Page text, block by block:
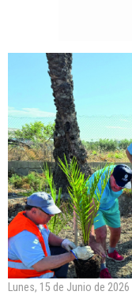
Lunes, 15 de Junio de 2026